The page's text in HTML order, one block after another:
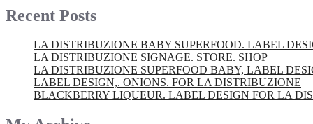
Recent Posts
LA DISTRIBUZIONE BABY SUPERFOOD. LABEL
LA DISTRIBUZIONE SIGNAGE. STORE. SHOP
LA DISTRIBUZIONE SUPERFOOD BABY, LABEL
LABEL DESIGN,. ONIONS. FOR LA DISTRIBUZIONE
BLACKBERRY LIQUEUR. LABEL DESIGN FOR LA